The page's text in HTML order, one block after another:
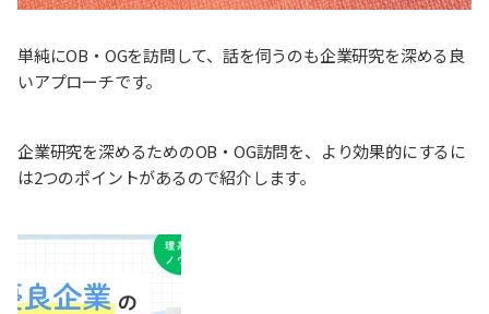
単純にOB・OGを訪問して、話を伺うのも企業研究を深める良
いアプローチです。
企業研究を深めるためのOB・OG訪問を、より効果的にするに
は2つのポイントがあるので紹介します。